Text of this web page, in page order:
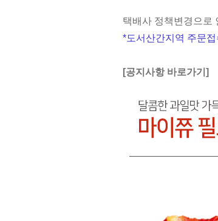
택배사 정책변경으로
*도서산간지역 주문
[공지사항 바로가기]